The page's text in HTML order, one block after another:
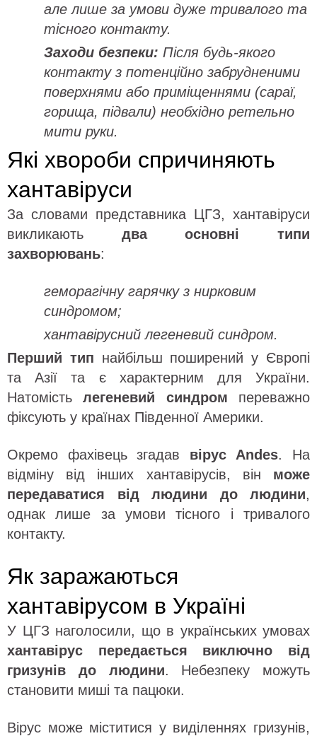
але лише за умови дуже тривалого та
тісного контакту.
Заходи безпеки: Після будь-якого
контакту з потенційно забрудненими
поверхнями або приміщеннями (сараї,
горища, підвали) необхідно ретельно
мити руки.
Які хвороби спричиняють
хантавіруси
За словами представника ЦГЗ, хантавіруси
викликають два основні типи
захворювань:
геморагічну гарячку з нирковим
синдромом;
хантавірусний легеневий синдром.
Перший тип найбільш поширений у Європі
та Азії та є характерним для України.
Натомістьлегеневий синдром переважно
фіксують у країнах Південної Америки.
Окремо фахівець згадав вірус Andes. На
відміну від інших хантавірусів, він може
передаватися від людини до людини,
однак лише за умови тісного і тривалого
контакту.
Як заражаються
хантавірусом в Україні
У ЦГЗ наголосили, що в українських умовах
хантавірус передається виключно від
гризунів до людини. Небезпеку можуть
становити миші та пацюки.
Вірус може міститися у виділеннях гризунів,